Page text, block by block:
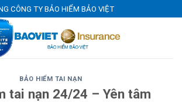
CÔNG TY BẢO HIỂM BẢO VIỆT
BẢO HIỂM TAI NẠN
tai nạn 24/24 – Yên tâm